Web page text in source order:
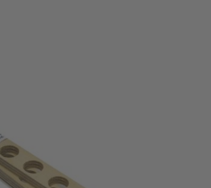
- ЙЕНТЕРОВ
НА
МАЙКИ